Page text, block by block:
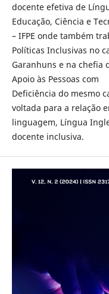
docente efetiva de
Educação, Ciência e
– IFPE onde também
Políticas Inclusivas no
Garanhuns e na chefia
Apoio às Pessoas com
Deficiência do mesmo
voltada para a relação
linguagem, Língua
docente inclusiva.